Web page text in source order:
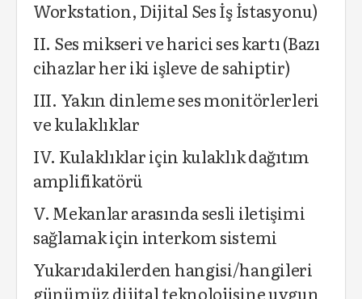
Workstation, Dijital Ses İş İstasyonu)
II. Ses mikseri ve harici ses kartı (Bazı
cihazlar her iki işleve de sahiptir)
III. Yakın dinleme ses monitörlerleri
ve kulaklıklar
IV. Kulaklıklar için kulaklık dağıtım
amplifikatörü
V. Mekanlar arasında sesli iletişimi
sağlamak için interkom sistemi
Yukarıdakilerden hangisi/hangileri
günümüz dijital teknolojisine uygun